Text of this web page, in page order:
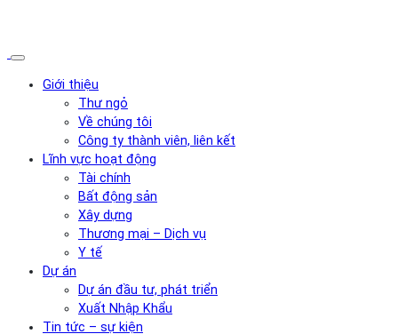
Giới thiệu
Thư ngỏ
Về chúng tôi
Công ty thành viên, liên kết
Lĩnh vực hoạt động
Tài chính
Bất động sản
Xây dựng
Thương mại – Dịch vụ
Y tế
Dự án
Dự án đầu tư, phát triển
Xuất Nhập Khẩu
Tin tức – sự kiện